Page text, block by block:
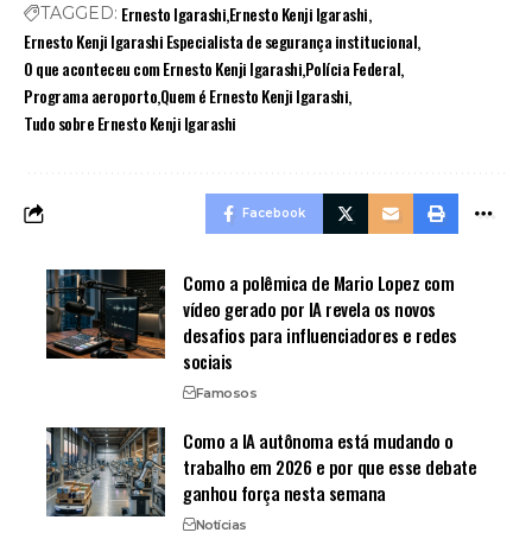
TAGGED: Ernesto IgarashiErnesto Kenji Igarashi
Ernesto Kenji Igarashi Especialista de segurança institucional
O que aconteceu com Ernesto Kenji IgarashiPolícia Federal
Programa aeroportoQuem é Ernesto Kenji Igarashi
Tudo sobre Ernesto Kenji Igarashi
Facebook
Como a polêmica de Mario Lopez com
vídeo gerado por IA revela os novos
desafios para influenciadores e redes
sociais
Famosos
Como a IA autônoma está mudando o
trabalho em 2026 e por que esse debate
ganhou força nesta semana
Notícias